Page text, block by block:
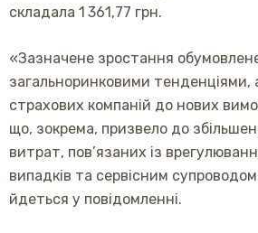
складала 1 361,77 грн.
«Зазначене зростання
загальноринковими тенденціями,
страхових компаній до нових
що, зокрема, призвело до
витрат, пов’язаних із
випадків та сервісним супроводом
йдеться у повідомленні.